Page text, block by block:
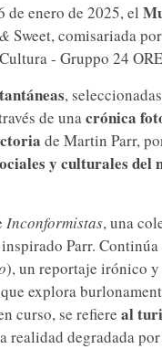
de enero de 2025, el
Sweet, comisariada por
- Gruppo 24
,
de unacrónica
de Martin Parr,
y culturales del
Inconformistas, una
Parr.
), un reportaje irónico
explora
curso, se refiere al
realidad degradada